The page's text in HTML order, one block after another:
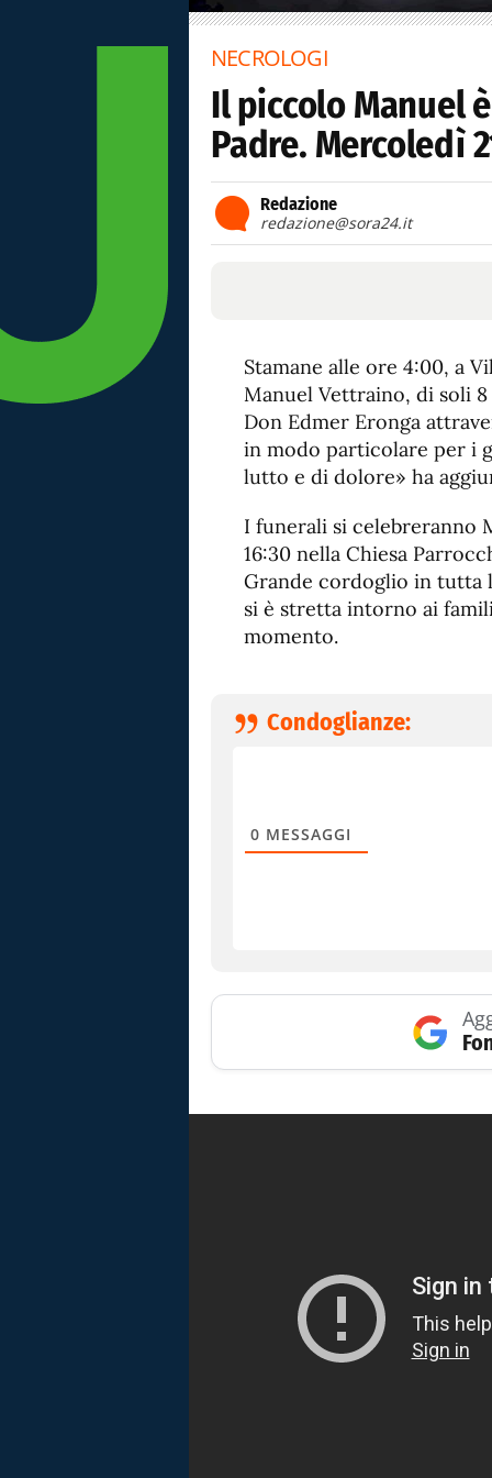
NECROLOGI
Il piccolo Manuel
Padre. Mercoledì
Redazione
redazione@sora24.it
Stamane alle ore 4:00, a
Manuel Vettraino, di soli
Don Edmer Eronga
in modo particolare per i
lutto e di dolore» ha
I funerali si celebreranno
16:30 nella Chiesa
Grande cordoglio in tutta
si è stretta intorno ai
momento.
Condoglianze:
0 MESSAGGI